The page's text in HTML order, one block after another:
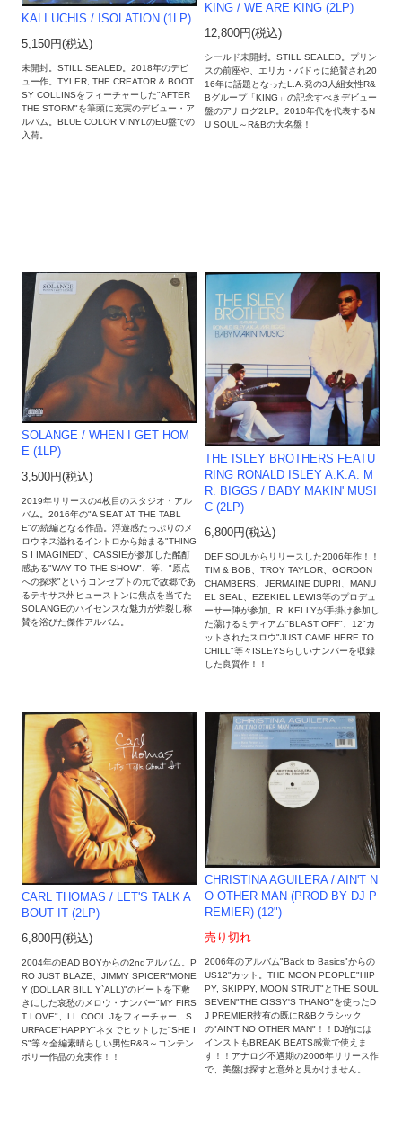
KALI UCHIS / ISOLATION (1LP)
5,150円(税込)
未開封。STILL SEALED。2018年のデビ
ュー作。TYLER, THE CREATOR & BOOT
SY COLLINSをフィーチャーした"AFTER
THE STORM"を筆頭に充実のデビュー・ア
ルバム。BLUE COLOR VINYLのEU盤での
入荷。
KING / WE ARE KING (2LP)
12,800円(税込)
シールド未開封。STILL SEALED。プリン
スの前座や、エリカ・バドゥに絶賛され20
16年に話題となったL.A.発の3人組女性R&
Bグループ「KING」の記念すべきデビュー
盤のアナログ2LP。2010年代を代表するN
U SOUL～R&Bの大名盤！
SOLANGE / WHEN I GET HOM
E (1LP)
3,500円(税込)
2019年リリースの4枚目のスタジオ・アル
バム。2016年の"A SEAT AT THE TABL
E"の続編となる作品。浮遊感たっぷりのメ
ロウネス溢れるイントロから始まる"THING
S I IMAGINED"、CASSIEが参加した酩酊
感ある"WAY TO THE SHOW"、等、"原点
への探求"というコンセプトの元で故郷であ
るテキサス州ヒューストンに焦点を当てた
SOLANGEのハイセンスな魅力が炸裂し称
賛を浴びた傑作アルバム。
THE ISLEY BROTHERS FEATU
RING RONALD ISLEY A.K.A. M
R. BIGGS / BABY MAKIN' MUSI
C (2LP)
6,800円(税込)
DEF SOULからリリースした2006年作！！
TIM & BOB、TROY TAYLOR、GORDON
CHAMBERS、JERMAINE DUPRI、MANU
EL SEAL、EZEKIEL LEWIS等のプロデュ
ーサー陣が参加。R. KELLYが手掛け参加し
た蕩けるミディアム"BLAST OFF"、12"カ
ットされたスロウ"JUST CAME HERE TO
CHILL"等々ISLEYSらしいナンバーを収録
した良質作！！
CARL THOMAS / LET'S TALK A
BOUT IT (2LP)
6,800円(税込)
2004年のBAD BOYからの2ndアルバム。P
RO JUST BLAZE、JIMMY SPICER"MONE
Y (DOLLAR BILL Y`ALL)"のビートを下敷
きにした哀愁のメロウ・ナンバー"MY FIRS
T LOVE"、LL COOL Jをフィーチャー、S
URFACE"HAPPY"ネタでヒットした"SHE I
S"等々全編素晴らしい男性R&B～コンテン
ポリー作品の充実作！！
CHRISTINA AGUILERA / AIN'T N
O OTHER MAN (PROD BY DJ P
REMIER) (12")
売り切れ
2006年のアルバム"Back to Basics"からの
US12"カット。THE MOON PEOPLE"HIP
PY, SKIPPY, MOON STRUT"とTHE SOUL
SEVEN"THE CISSY'S THANG"を使ったD
J PREMIER技有の既にR&Bクラシック
の"AIN'T NO OTHER MAN"！！DJ的には
インストもBREAK BEATS感覚で使えま
す！！アナログ不遇期の2006年リリース作
で、美盤は探すと意外と見かけません。